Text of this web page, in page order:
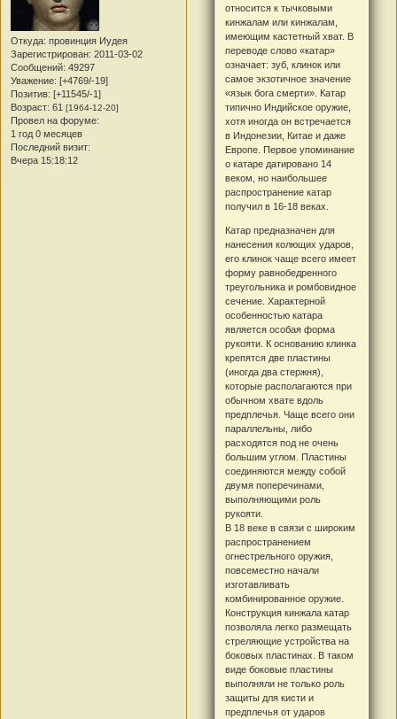
Откуда: провинция Иудея
Зарегистрирован: 2011-03-02
Сообщений: 49297
Уважение: [+4769/-19]
Позитив: [+11545/-1]
Возраст: 61 [1964-12-20]
Провел на форуме:
1 год 0 месяцев
Последний визит:
Вчера 15:18:12
относится к тычковыми
кинжалам или кинжалам,
имеющим кастетный хват. В
переводе слово «катар»
означает: зуб, клинок или
самое экзотичное значение
«язык бога смерти». Катар
типично Индийское оружие,
хотя иногда он встречается
в Индонезии, Китае и даже
Европе. Первое упоминание
о катаре датировано 14
веком, но наибольшее
распространение катар
получил в 16-18 веках.
Катар предназначен для
нанесения колющих ударов,
его клинок чаще всего имеет
форму равнобедренного
треугольника и ромбовидное
сечение. Характерной
особенностью катара
является особая форма
рукояти. К основанию клинка
крепятся две пластины
(иногда два стержня),
которые располагаются при
обычном хвате вдоль
предплечья. Чаще всего они
параллельны, либо
расходятся под не очень
большим углом. Пластины
соединяются между собой
двумя поперечинами,
выполняющими роль
рукояти.
В 18 веке в связи с широким
распространением
огнестрельного оружия,
повсеместно начали
изготавливать
комбинированное оружие.
Конструкция кинжала катар
позволяла легко размещать
стреляющие устройства на
боковых пластинах. В таком
виде боковые пластины
выполняли не только роль
защиты для кисти и
предплечья от ударов